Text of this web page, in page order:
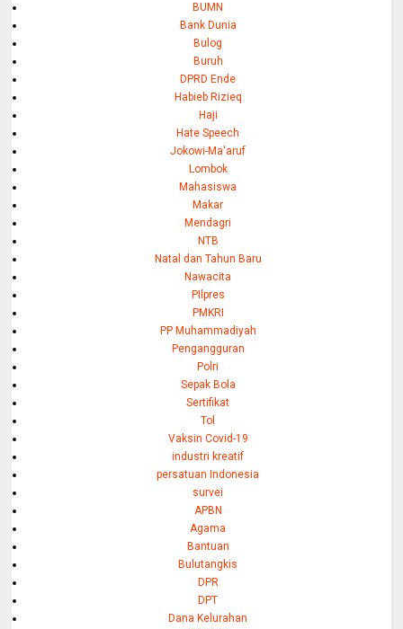
BUMN
Bank Dunia
Bulog
Buruh
DPRD Ende
Habieb Rizieq
Haji
Hate Speech
Jokowi-Ma'aruf
Lombok
Mahasiswa
Makar
Mendagri
NTB
Natal dan Tahun Baru
Nawacita
PIlpres
PMKRI
PP Muhammadiyah
Pengangguran
Polri
Sepak Bola
Sertifikat
Tol
Vaksin Covid-19
industri kreatif
persatuan Indonesia
survei
APBN
Agama
Bantuan
Bulutangkis
DPR
DPT
Dana Kelurahan